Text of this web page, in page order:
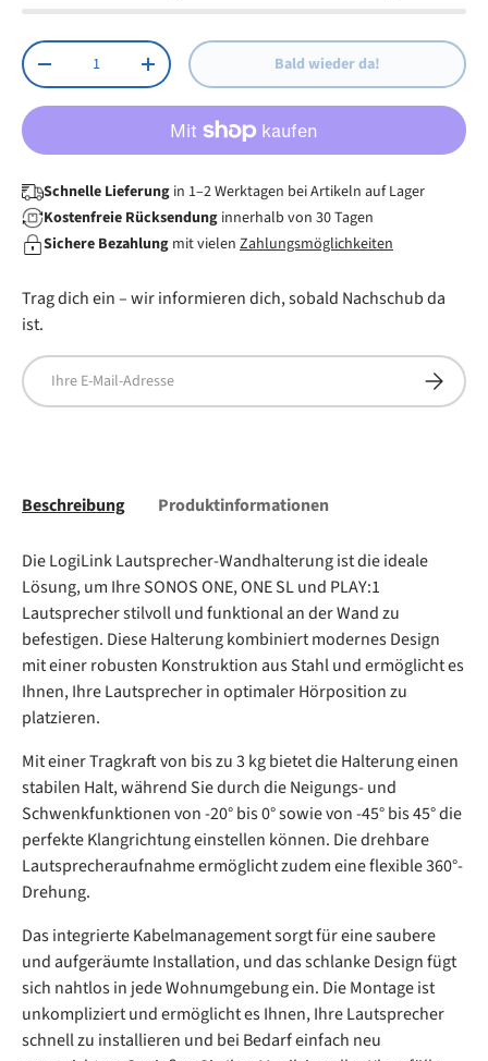
Anzahl
Menge verringernMenge erhöhen Bald wieder da!
Schnelle Lieferung in 1–2 Werktagen bei Artikeln auf Lager
Kostenfreie Rücksendung innerhalb von 30 Tagen
Sichere Bezahlung mit vielen Zahlungsmöglichkeiten
Trag dich ein – wir informieren dich, sobald Nachschub da
ist.
E-Mail
Beschreibung Produktinformationen
Die LogiLink Lautsprecher-Wandhalterung ist die ideale
Lösung, um Ihre SONOS ONE, ONE SL und PLAY:1
Lautsprecher stilvoll und funktional an der Wand zu
befestigen. Diese Halterung kombiniert modernes Design
mit einer robusten Konstruktion aus Stahl und ermöglicht es
Ihnen, Ihre Lautsprecher in optimaler Hörposition zu
platzieren.
Mit einer Tragkraft von bis zu 3 kg bietet die Halterung einen
stabilen Halt, während Sie durch die Neigungs- und
Schwenkfunktionen von -20° bis 0° sowie von -45° bis 45° die
perfekte Klangrichtung einstellen können. Die drehbare
Lautsprecheraufnahme ermöglicht zudem eine flexible 360°-
Drehung.
Das integrierte Kabelmanagement sorgt für eine saubere
und aufgeräumte Installation, und das schlanke Design fügt
sich nahtlos in jede Wohnumgebung ein. Die Montage ist
unkompliziert und ermöglicht es Ihnen, Ihre Lautsprecher
schnell zu installieren und bei Bedarf einfach neu